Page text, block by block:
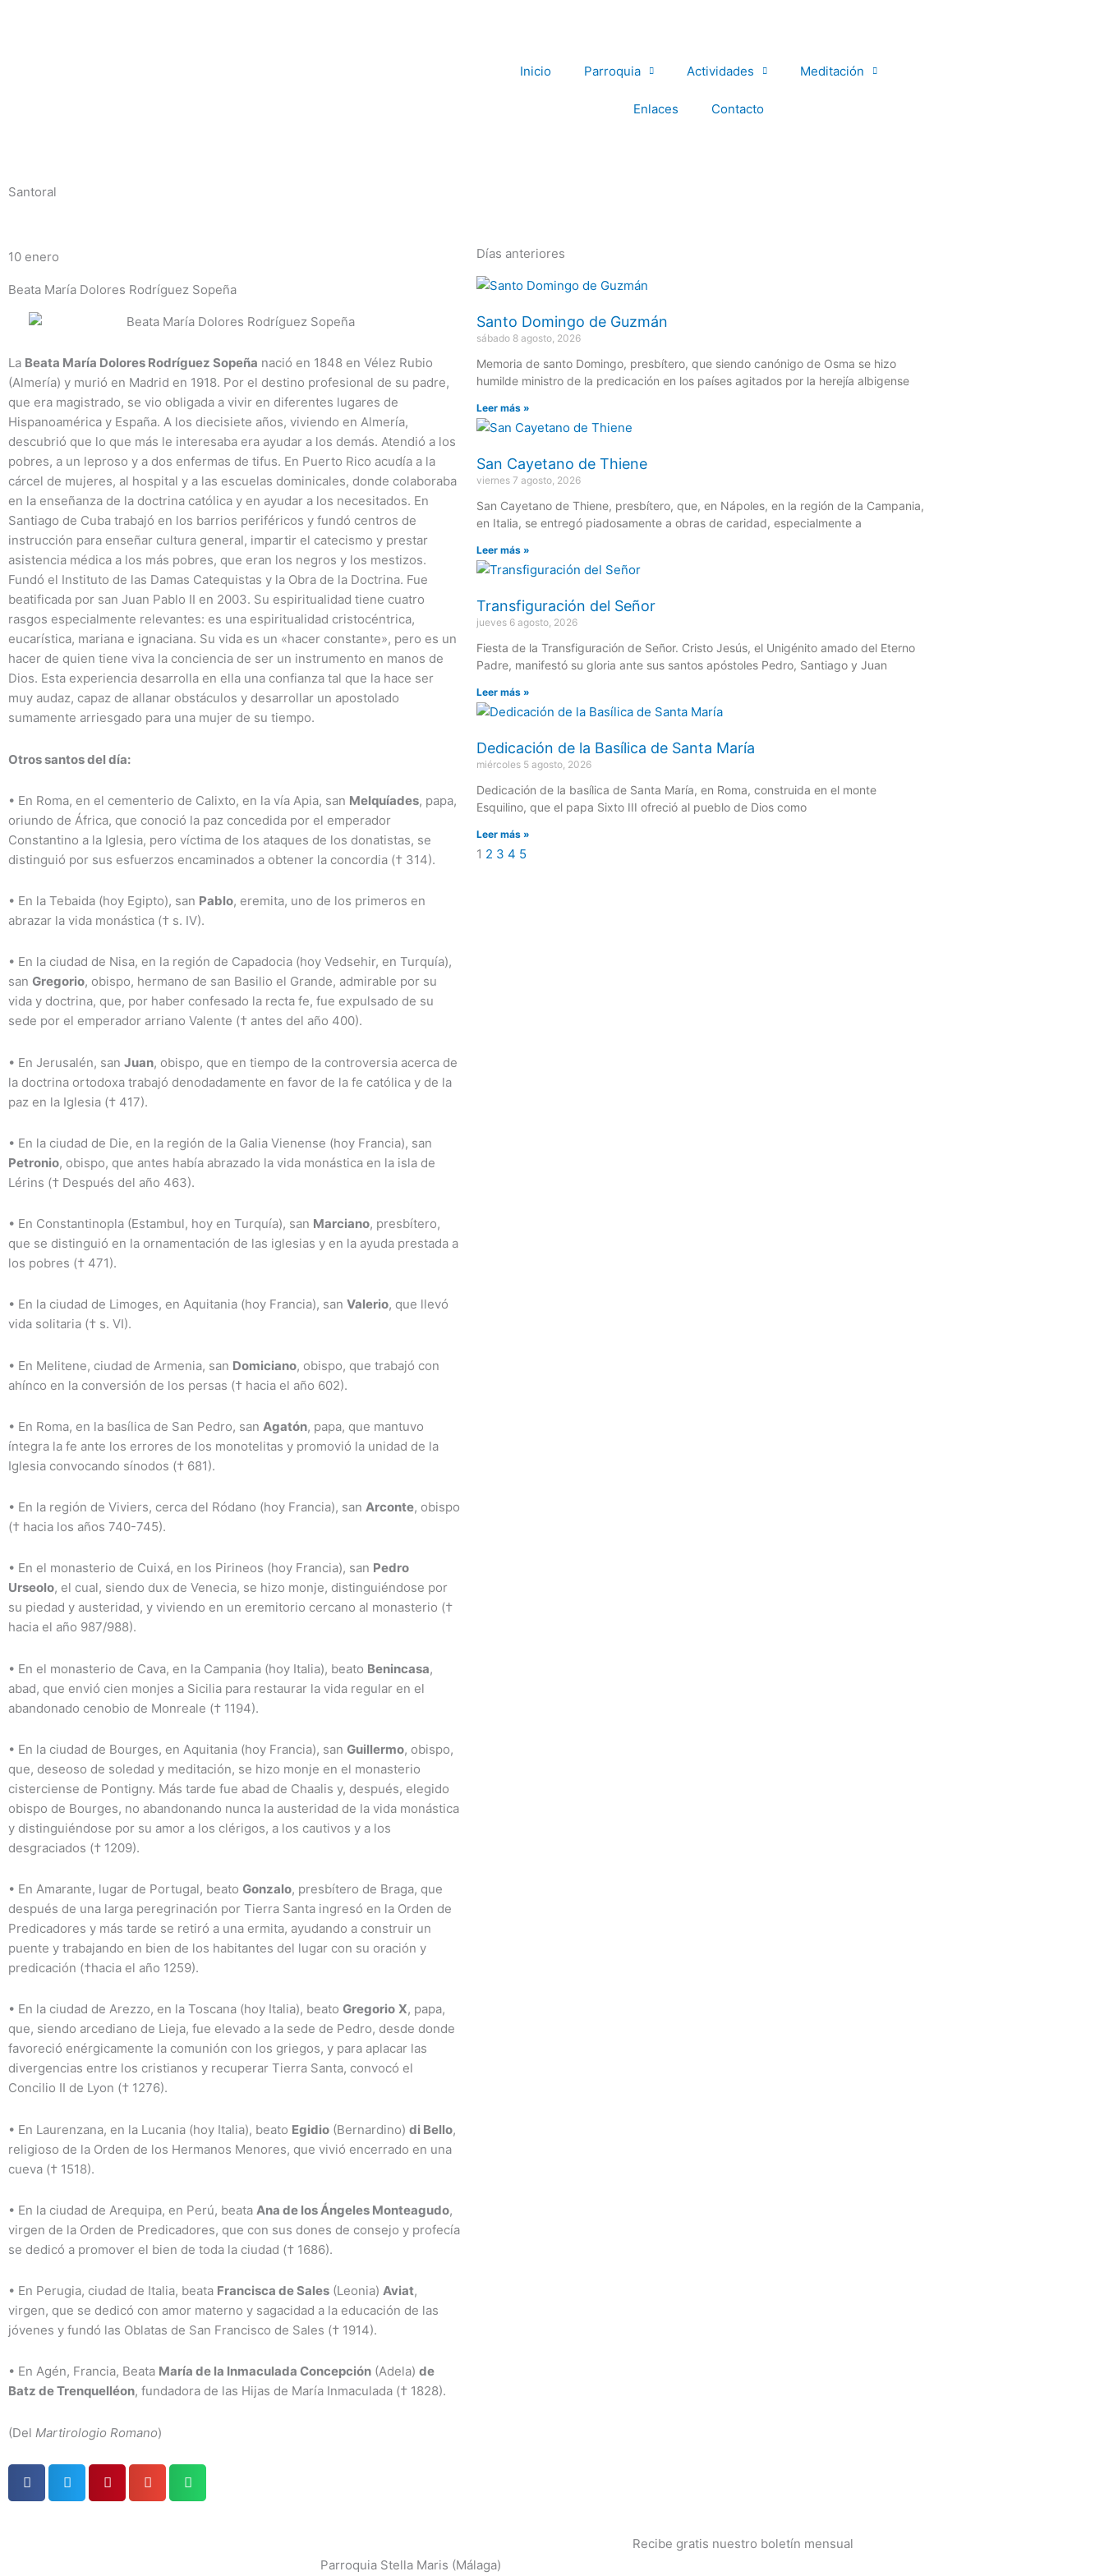
Inicio
Parroquia Actividades Meditación
Enlaces Contacto
Santoral
10 enero
Beata María Dolores Rodríguez Sopeña
La Beata María Dolores Rodríguez Sopeña nació en 1848 en Vélez Rubio
(Almería) y murió en Madrid en 1918. Por el destino profesional de su padre,
que era magistrado, se vio obligada a vivir en diferentes lugares de
Hispanoamérica y España. A los diecisiete años, viviendo en Almería,
descubrió que lo que más le interesaba era ayudar a los demás. Atendió a los
pobres, a un leproso y a dos enfermas de tifus. En Puerto Rico acudía a la
cárcel de mujeres, al hospital y a las escuelas dominicales, donde colaboraba
en la enseñanza de la doctrina católica y en ayudar a los necesitados. En
Santiago de Cuba trabajó en los barrios periféricos y fundó centros de
instrucción para enseñar cultura general, impartir el catecismo y prestar
asistencia médica a los más pobres, que eran los negros y los mestizos.
Fundó el Instituto de las Damas Catequistas y la Obra de la Doctrina. Fue
beatificada por san Juan Pablo II en 2003. Su espiritualidad tiene cuatro
rasgos especialmente relevantes: es una espiritualidad cristocéntrica,
eucarística, mariana e ignaciana. Su vida es un «hacer constante», pero es un
hacer de quien tiene viva la conciencia de ser un instrumento en manos de
Dios. Esta experiencia desarrolla en ella una confianza tal que la hace ser
muy audaz, capaz de allanar obstáculos y desarrollar un apostolado
sumamente arriesgado para una mujer de su tiempo.
Otros santos del día:
• En Roma, en el cementerio de Calixto, en la vía Apia, san Melquíades, papa,
oriundo de África, que conoció la paz concedida por el emperador
Constantino a la Iglesia, pero víctima de los ataques de los donatistas, se
distinguió por sus esfuerzos encaminados a obtener la concordia († 314).
• En la Tebaida (hoy Egipto), san Pablo, eremita, uno de los primeros en
abrazar la vida monástica († s. IV).
• En la ciudad de Nisa, en la región de Capadocia (hoy Vedsehir, en Turquía),
san Gregorio, obispo, hermano de san Basilio el Grande, admirable por su
vida y doctrina, que, por haber confesado la recta fe, fue expulsado de su
sede por el emperador arriano Valente († antes del año 400).
• En Jerusalén, san Juan, obispo, que en tiempo de la controversia acerca de
la doctrina ortodoxa trabajó denodadamente en favor de la fe católica y de la
paz en la Iglesia († 417).
• En la ciudad de Die, en la región de la Galia Vienense (hoy Francia), san
Petronio, obispo, que antes había abrazado la vida monástica en la isla de
Lérins († Después del año 463).
• En Constantinopla (Estambul, hoy en Turquía), san Marciano, presbítero,
que se distinguió en la ornamentación de las iglesias y en la ayuda prestada a
los pobres († 471).
• En la ciudad de Limoges, en Aquitania (hoy Francia), san Valerio, que llevó
vida solitaria († s. VI).
• En Melitene, ciudad de Armenia, san Domiciano, obispo, que trabajó con
ahínco en la conversión de los persas († hacia el año 602).
• En Roma, en la basílica de San Pedro, san Agatón, papa, que mantuvo
íntegra la fe ante los errores de los monotelitas y promovió la unidad de la
Iglesia convocando sínodos († 681).
• En la región de Viviers, cerca del Ródano (hoy Francia), san Arconte, obispo
(† hacia los años 740-745).
• En el monasterio de Cuixá, en los Pirineos (hoy Francia), san Pedro
Urseolo, el cual, siendo dux de Venecia, se hizo monje, distinguiéndose por
su piedad y austeridad, y viviendo en un eremitorio cercano al monasterio (†
hacia el año 987/988).
• En el monasterio de Cava, en la Campania (hoy Italia), beato Benincasa,
abad, que envió cien monjes a Sicilia para restaurar la vida regular en el
abandonado cenobio de Monreale († 1194).
• En la ciudad de Bourges, en Aquitania (hoy Francia), san Guillermo, obispo,
que, deseoso de soledad y meditación, se hizo monje en el monasterio
cisterciense de Pontigny. Más tarde fue abad de Chaalis y, después, elegido
obispo de Bourges, no abandonando nunca la austeridad de la vida monástica
y distinguiéndose por su amor a los clérigos, a los cautivos y a los
desgraciados († 1209).
• En Amarante, lugar de Portugal, beato Gonzalo, presbítero de Braga, que
después de una larga peregrinación por Tierra Santa ingresó en la Orden de
Predicadores y más tarde se retiró a una ermita, ayudando a construir un
puente y trabajando en bien de los habitantes del lugar con su oración y
predicación (†hacia el año 1259).
• En la ciudad de Arezzo, en la Toscana (hoy Italia), beato Gregorio X, papa,
que, siendo arcediano de Lieja, fue elevado a la sede de Pedro, desde donde
favoreció enérgicamente la comunión con los griegos, y para aplacar las
divergencias entre los cristianos y recuperar Tierra Santa, convocó el
Concilio II de Lyon († 1276).
• En Laurenzana, en la Lucania (hoy Italia), beato Egidio (Bernardino) di Bello,
religioso de la Orden de los Hermanos Menores, que vivió encerrado en una
cueva († 1518).
• En la ciudad de Arequipa, en Perú, beata Ana de los Ángeles Monteagudo,
virgen de la Orden de Predicadores, que con sus dones de consejo y profecía
se dedicó a promover el bien de toda la ciudad († 1686).
• En Perugia, ciudad de Italia, beata Francisca de Sales (Leonia) Aviat,
virgen, que se dedicó con amor materno y sagacidad a la educación de las
jóvenes y fundó las Oblatas de San Francisco de Sales († 1914).
• En Agén, Francia, Beata María de la Inmaculada Concepción (Adela) de
Batz de Trenquelléon, fundadora de las Hijas de María Inmaculada († 1828).
(Del Martirologio Romano)
Días anteriores
Santo Domingo de Guzmán
sábado 8 agosto, 2026
Memoria de santo Domingo, presbítero, que siendo canónigo de Osma se hizo
humilde ministro de la predicación en los países agitados por la herejía albigense
Leer más »
San Cayetano de Thiene
viernes 7 agosto, 2026
San Cayetano de Thiene, presbítero, que, en Nápoles, en la región de la Campania,
en Italia, se entregó piadosamente a obras de caridad, especialmente a
Leer más »
Transfiguración del Señor
jueves 6 agosto, 2026
Fiesta de la Transfiguración de Señor. Cristo Jesús, el Unigénito amado del Eterno
Padre, manifestó su gloria ante sus santos apóstoles Pedro, Santiago y Juan
Leer más »
Dedicación de la Basílica de Santa María
miércoles 5 agosto, 2026
Dedicación de la basílica de Santa María, en Roma, construida en el monte
Esquilino, que el papa Sixto III ofreció al pueblo de Dios como
Leer más »
Página
1
Página
2
Página
3
Página
4
Página
5
Parroquia Stella Maris (Málaga)
Recibe gratis nuestro boletín mensual